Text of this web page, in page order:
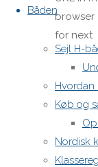
Båden
Sejl H-
Hvordan
Køb og
Nordisk
browser
for next
time I
post a
H-båds